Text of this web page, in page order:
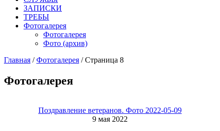
ЗАПИСКИ
ТРЕБЫ
Фотогалерея
Фотогалерея
Фото (архив)
Главная /Фотогалерея / Страница 8
Фотогалерея
Поздравление ветеранов. Фото 2022-05-09
9 мая 2022